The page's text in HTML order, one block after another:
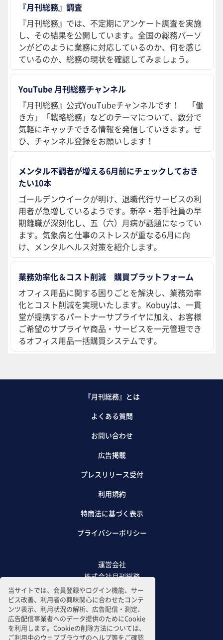
当サイトでは、会員登録やログイン機能、サー
ビス改善、利用者の興味関心に合わせたコンテ
ンツ表示、利用状況の解析、広告配信・測定、
広告配信事業者へのデータ提供のためにCookie
を利用します。Cookieの削除方法については、
ご利用中のウェブブラウザのヘルプ等をご確認
『月刊総務』調査
『月刊総務』では、不定期にアンケート調査を実施
し、その結果を公開しています。全国の総務パーソ
ンがどのように業務に対応しているのか、何を感じ
ているのか、総務の現状を確認してみましょう。
YouTube 月刊総務チャンネル
『月刊総務』公式YouTubeチャンネルです！ 「働
き方」「戦略総務」などのテーマについて、数分で
気軽にキャッチできる情報を発信していきます。ぜ
ひ、チャンネル登録をお願いします！
メンタル不調者が増える6月前にチェックしておき
たい10本
ゴールデンウイークが明け、退職代行サービスの利
用者が急増しているようです。新卒・若手社員の早
期離職が深刻化し、五（六）月病が話題になってい
ます。気象病と仕事のストレスが重なる6月に向
け、メンタルヘルス対策を紹介します。
業務効率化＆コスト削減 購買プラットフォーム
オフィス用品に関する困りごとを解決し、業務効率
化とコスト削減を実現いたします。Kobuyは、一貫
堂が提携するパートナーサプライヤに加え、お客様
ご希望のサプライヤ商品・サービスを一元管理でき
るオフィス用品一括購買システムです。
『月刊総務』とは
よくある質問
お問い合わせ
広告掲載
プレスリリース受付
利用規約
特商法に基づく表示
プライバシーポリシー
運営会社
株式会社月刊総務